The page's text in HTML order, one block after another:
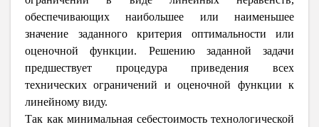
обеспечивающих наибольшее или наименьшее
значение заданного критерия оптимальности или
оценочной функции. Решению заданной задачи
предшествует процедура приведения всех
технических ограничений и оценочной функции к
линейному виду.
Так как минимальная себестоимость технологической